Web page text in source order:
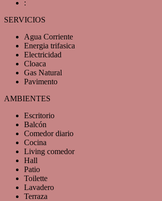
:
SERVICIOS
Agua Corriente
Energia trifasica
Electricidad
Cloaca
Gas Natural
Pavimento
AMBIENTES
Escritorio
Balcón
Comedor diario
Cocina
Living comedor
Hall
Patio
Toilette
Lavadero
Terraza